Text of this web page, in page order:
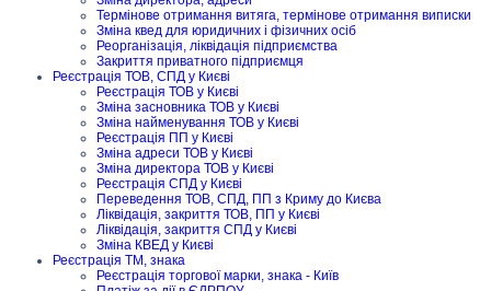
Термінове отримання витяга, термінове отримання виписки
Зміна квед для юридичних і фізичних осіб
Реорганізація, ліквідація підприємства
Закриття приватного підприємця
Реєстрація ТОВ, СПД у Києві
Реєстрація ТОВ у Києві
Зміна засновника ТОВ у Києві
Зміна найменування ТОВ у Києві
Реєстрація ПП у Києві
Зміна адреси ТОВ у Києві
Зміна директора ТОВ у Києві
Реєстрація СПД у Києві
Переведення ТОВ, СПД, ПП з Криму до Києва
Ліквідація, закриття ТОВ, ПП у Києві
Ліквідація, закриття СПД у Києві
Зміна КВЕД у Києві
Реєстрація ТМ, знака
Реєстрація торгової марки, знака - Київ